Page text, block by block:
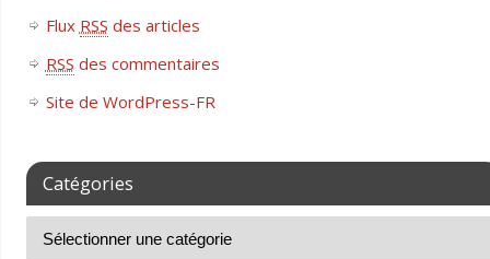
Flux RSS des articles
RSS des commentaires
Site de WordPress-FR
Catégories